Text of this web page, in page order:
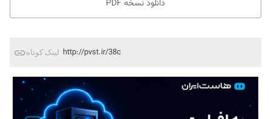
دانلود نسخه PDF
لینک کوتاه http://pvst.ir/38c